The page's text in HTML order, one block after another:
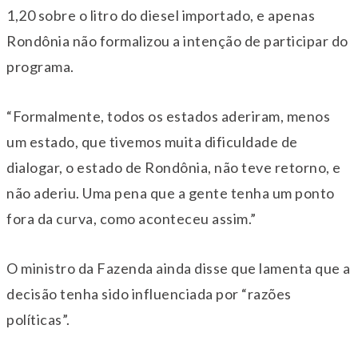
1,20 sobre o litro do diesel importado, e apenas
Rondônia não formalizou a intenção de participar do
programa.
“Formalmente, todos os estados aderiram, menos
um estado, que tivemos muita dificuldade de
dialogar, o estado de Rondônia, não teve retorno, e
não aderiu. Uma pena que a gente tenha um ponto
fora da curva, como aconteceu assim.”
O ministro da Fazenda ainda disse que lamenta que a
decisão tenha sido influenciada por “razões
políticas”.